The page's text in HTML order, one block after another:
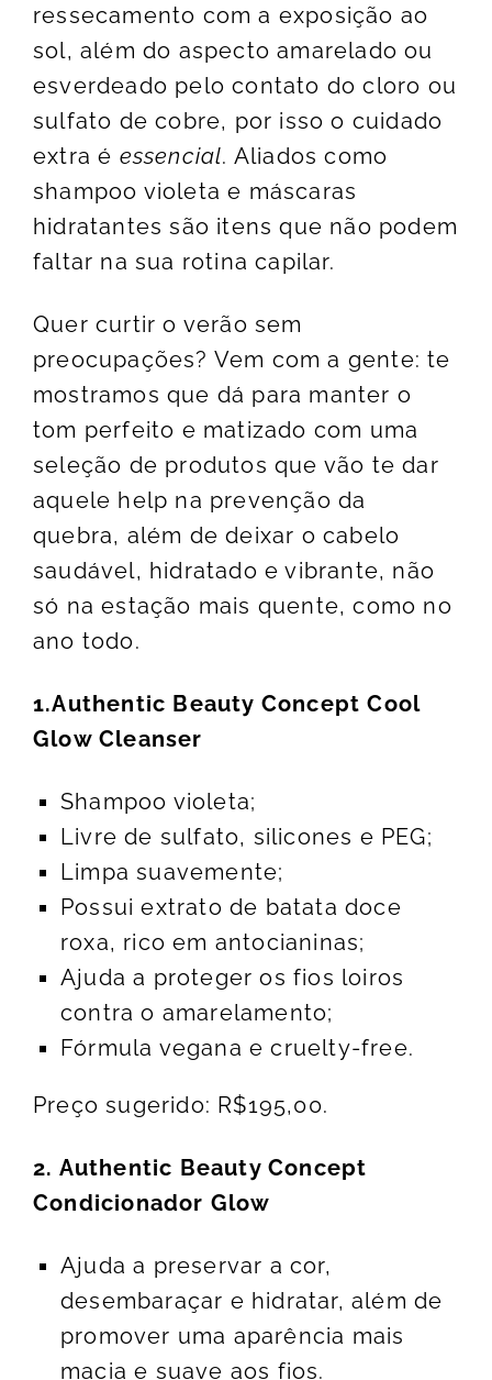
ressecamento com a exposição ao
sol, além do aspecto amarelado ou
esverdeado pelo contato do cloro ou
sulfato de cobre, por isso o cuidado
extra é essencial. Aliados como
shampoo violeta e máscaras
hidratantes são itens que não podem
faltar na sua rotina capilar.
Quer curtir o verão sem
preocupações? Vem com a gente: te
mostramos que dá para manter o
tom perfeito e matizado com uma
seleção de produtos que vão te dar
aquele help na prevenção da
quebra, além de deixar o cabelo
saudável, hidratado e vibrante, não
só na estação mais quente, como no
ano todo.
1.Authentic Beauty Concept Cool
Glow Cleanser
Shampoo violeta;
Livre de sulfato, silicones e PEG;
Limpa suavemente;
Possui extrato de batata doce
roxa, rico em antocianinas;
Ajuda a proteger os fios loiros
contra o amarelamento;
Fórmula vegana e cruelty-free.
Preço sugerido: R$195,00.
2. Authentic Beauty Concept
Condicionador Glow
Ajuda a preservar a cor,
desembaraçar e hidratar, além de
promover uma aparência mais
macia e suave aos fios.